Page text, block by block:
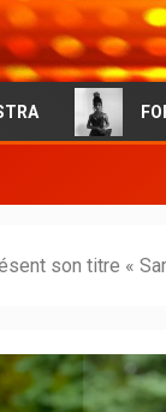
FOREVERMORE
son titre «